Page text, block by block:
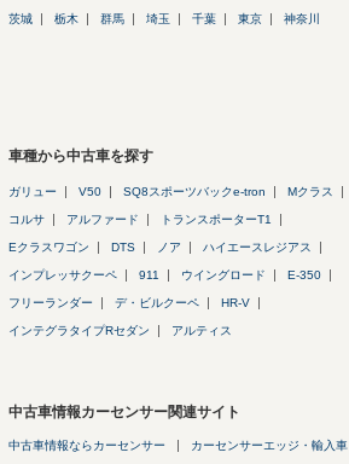
茨城 栃木 群馬 埼玉 千葉 東京 神奈川
車種から中古車を探す
ガリュー V50 SQ8スポーツバックe-tron Mクラス
コルサ アルファード トランスポーターT1
Eクラスワゴン DTS ノア ハイエースレジアス
インプレッサクーペ 911 ウイングロード E-350
フリーランダー デ・ビルクーペ HR-V
インテグラタイプRセダン アルティス
中古車情報カーセンサー関連サイト
中古車情報ならカーセンサー カーセンサーエッジ・輸入車